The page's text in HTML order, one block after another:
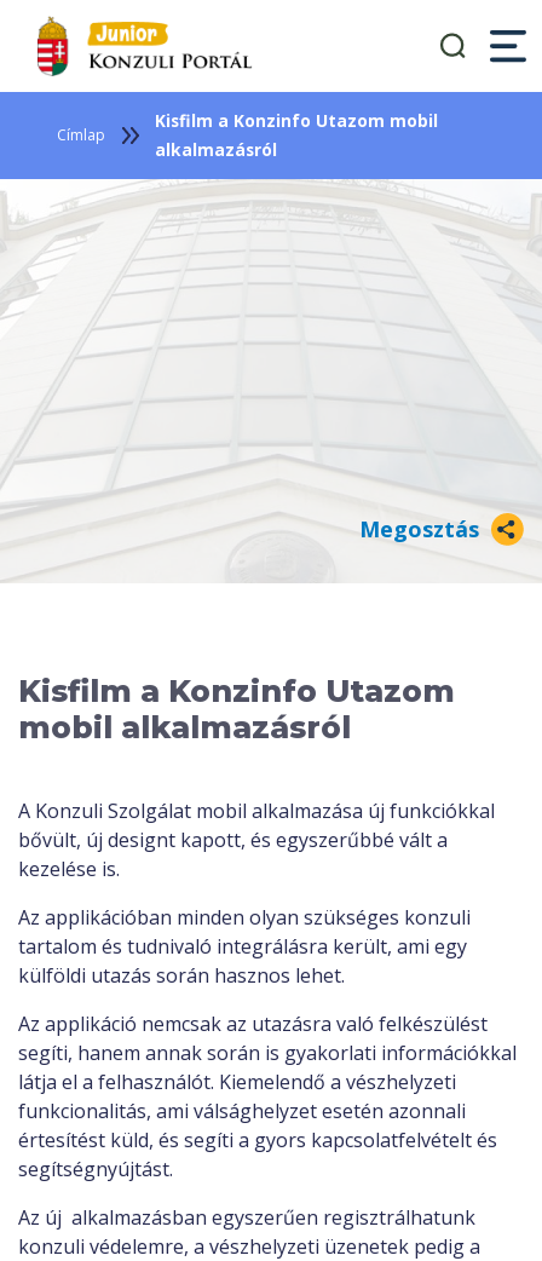
Címlap
Kisfilm a Konzinfo Utazom mobil
alkalmazásról
Megosztás
Kisfilm a Konzinfo Utazom
mobil alkalmazásról
A Konzuli Szolgálat mobil alkalmazása új funkciókkal
bővült, új designt kapott, és egyszerűbbé vált a
kezelése is.
Az applikációban minden olyan szükséges konzuli
tartalom és tudnivaló integrálásra került, ami egy
külföldi utazás során hasznos lehet.
Az applikáció nemcsak az utazásra való felkészülést
segíti, hanem annak során is gyakorlati információkkal
látja el a felhasználót. Kiemelendő a vészhelyzeti
funkcionalitás, ami válsághelyzet esetén azonnali
értesítést küld, és segíti a gyors kapcsolatfelvételt és
segítségnyújtást.
Az új alkalmazásban egyszerűen regisztrálhatunk
konzuli védelemre, a vészhelyzeti üzenetek pedig a